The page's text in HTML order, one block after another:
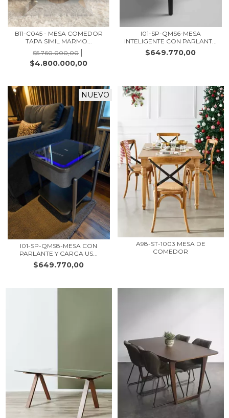
B11-C045 - MESA COMEDOR
TAPA SIMIL MARMO...
$5.760.000,00
$4.800.000,00
I01-SP-QMS6-MESA
INTELIGENTE CON PARLANT...
$649.770,00
NUEVO
I01-SP-QMS8-MESA CON
PARLANTE Y CARGA US...
$649.770,00
A98-ST-1003 MESA DE
COMEDOR